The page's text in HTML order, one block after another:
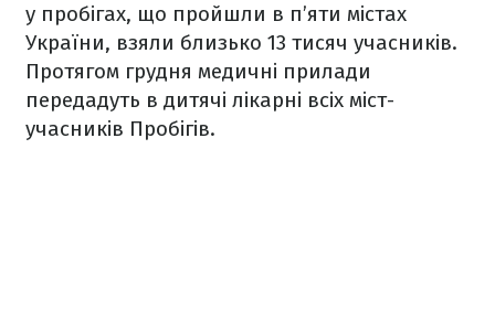
у пробігах, що пройшли в п’яти містах
України, взяли близько 13 тисяч учасників.
Протягом грудня медичні прилади
передадуть в дитячі лікарні всіх міст-
учасників Пробігів.